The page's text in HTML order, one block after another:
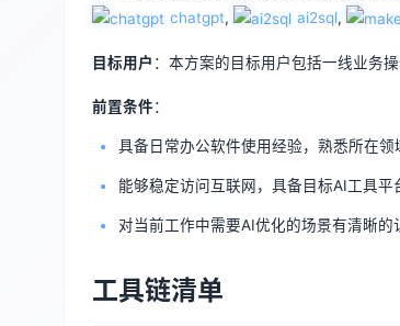
chatgpt, ai2sql,
目标用户 ：本方案的目标用户包括一线业务
前置条件：
具备日常办公软件使用经验，熟悉所在领
能够稳定访问互联网，具备目标AI工具平
对当前工作中需要AI优化的场景有清晰的
工具链清单